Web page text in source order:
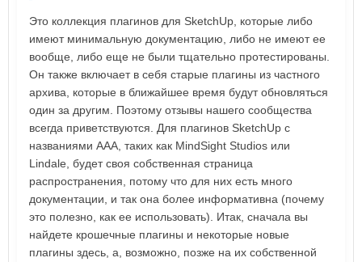
Это коллекция плагинов для SketchUp, которые либо
имеют минимальную документацию, либо не имеют ее
вообще, либо еще не были тщательно протестированы.
Он также включает в себя старые плагины из частного
архива, которые в ближайшее время будут обновляться
один за другим. Поэтому отзывы нашего сообщества
всегда приветствуются. Для плагинов SketchUp с
названиями AAA, таких как MindSight Studios или
Lindale, будет своя собственная страница
распространения, потому что для них есть много
документации, и так она более информативна (почему
это полезно, как ее использовать). Итак, сначала вы
найдете крошечные плагины и некоторые новые
плагины здесь, а, возможно, позже на их собственной